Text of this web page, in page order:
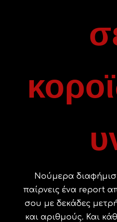
Νούμερα
παίρνεις ένα report
σου με δεκάδες
και αριθμούς. Και